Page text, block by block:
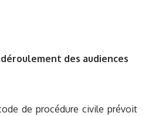
déroulement des audiences
de procédure civile prévoit